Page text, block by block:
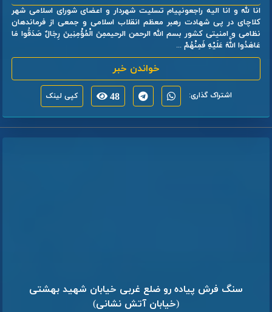
انا لله و انا الیه راجعونپیام تسلیت شهردار و اعضای شورای اسلامی شهر
کلاچای در پی شهادت رهبر معظم انقلاب اسلامی و جمعی از فرماندهان
نظامی و امنیتی کشور بسم الله الرحمن الرحیممِنَ الْمُؤْمِنِينَ رِجَالٌ صَدَقُوا مَا
عَاهَدُوا اللَّهَ عَلَيْهِ فَمِنْهُمْ ...
خواندن خبر
اشتراک گذاری: 48 کپی لینک
سنگ فرش پیاده رو ضلع غربی خیابان شهید بهشتی
(خیابان آتش نشانی)